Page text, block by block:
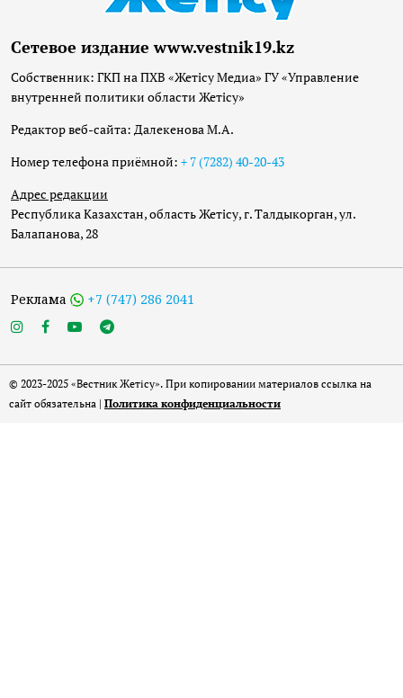
Сетевое издание www.vestnik19.kz
Собственник: ГКП на ПХВ «Жетісу Медиа» ГУ «Управление
внутренней политики области Жетісу»
Редактор веб-сайта: Далекенова М.А.
Номер телефона приёмной: + 7 (7282) 40-20-43
Адрес редакции
Республика Казахстан, область Жетісу, г. Талдыкорган, ул.
Балапанова, 28
Реклама +7 (747) 286 2041
© 2023-2025 «Вестник Жетісу». При копировании материалов ссылка на
сайт обязательна | Политика конфиденциальности